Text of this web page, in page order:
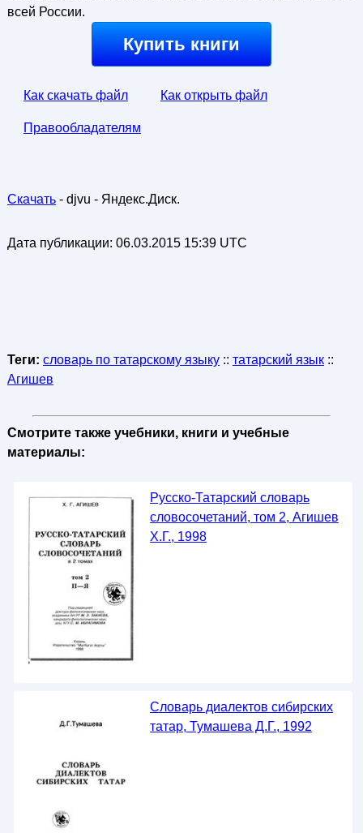
всей России.
Купить книги
Как скачать файл Как открыть файл
Правообладателям
Скачать- djvu - Яндекс.Диск.
Дата публикации: 06.03.2015 15:39 UTC
Теги: словарь по татарскому языку:: татарский язык::
Агишев
Смотрите также учебники, книги и учебные
материалы:
Русско-Татарский словарь
словосочетаний, том 2, Агишев
X.Г., 1998
Словарь диалектов сибирских
татар, Тумашева Д.Г., 1992